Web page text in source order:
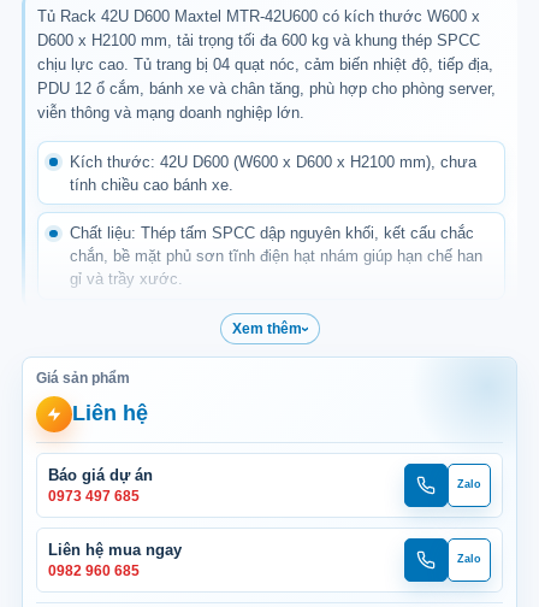
đánh giá
Tủ Rack 42U D600 Maxtel MTR-42U600 có kích thước W600 x
D600 x H2100 mm, tải trọng tối đa 600 kg và khung thép SPCC
chịu lực cao. Tủ trang bị 04 quạt nóc, cảm biến nhiệt độ, tiếp địa,
PDU 12 ổ cắm, bánh xe và chân tăng, phù hợp cho phòng server,
viễn thông và mạng doanh nghiệp lớn.
Kích thước: 42U D600 (W600 x D600 x H2100 mm), chưa
tính chiều cao bánh xe.
Chất liệu: Thép tấm SPCC dập nguyên khối, kết cấu chắc
chắn, bề mặt phủ sơn tĩnh điện hạt nhám giúp hạn chế han
gỉ và trầy xước.
Tải trọng tủ: Lên đến 600 kg.
Quạt tản nhiệt: Trang bị 04 quạt thông gió trên đỉnh, hỗ trợ
hút khí nóng và duy trì luồng không khí ổn định trong khoang
tủ.
Mặt trước: Cửa kính/Mica trong suốt tích hợp khóa cơ,
thuận tiện quan sát trạng thái thiết bị và kiểm soát việc mở
tủ.
Mặt sau: Cửa thép tấm đột lỗ thông thoáng, hỗ trợ thoát
nhiệt và tạo luồng đối lưu qua khoang thiết bị.
Xem thêm
Giá sản phẩm
Liên hệ
Báo giá dự án
0973 497 685
Gọi
dự
án
Zalo
Zalo
dự
án
Liên hệ mua ngay
0982 960 685
Gọi
mua
ngay
Zalo
Zalo
mua
ngay